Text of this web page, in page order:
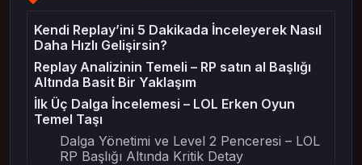
Kendi Replay’ini 5 Dakikada İnceleyerek Nasıl
Daha Hızlı Gelişirsin?
Replay Analizinin Temeli – RP satın al Başlığı
Altında Basit Bir Yaklaşım
İlk Üç Dalga İncelemesi – LOL Erken Oyun
Temel Taşı
Dalga Yönetimi ve Level 2 Penceresi – LOL
RP Başlığı Altında Kritik Detay